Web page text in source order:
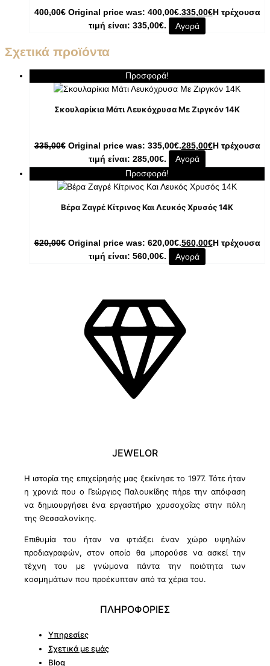
400,00€ Original price was: 400,00€.335,00€Η τρέχουσα
τιμή είναι: 335,00€.
Αγορά
Σχετικά προϊόντα
Προσφορά!
Σκουλαρίκια Μάτι Λευκόχρυσα Με Ζιργκόν 14K
335,00€ Original price was: 335,00€.285,00€Η τρέχουσα
τιμή είναι: 285,00€.
Αγορά
Προσφορά!
Βέρα Ζαγρέ Κίτρινος Και Λευκός Χρυσός 14Κ
620,00€ Original price was: 620,00€.560,00€Η τρέχουσα
τιμή είναι: 560,00€.
Αγορά
JEWELOR
Η ιστορία της επιχείρησής μας ξεκίνησε το 1977. Τότε ήταν
η χρονιά που ο Γεώργιος Παλουκίδης πήρε την απόφαση
να δημιουργήσει ένα εργαστήριο χρυσοχοΐας στην πόλη
της Θεσσαλονίκης.
Επιθυμία του ήταν να φτιάξει έναν χώρο υψηλών
προδιαγραφών, στον οποίο θα μπορούσε να ασκεί την
τέχνη του με γνώμονα πάντα την ποιότητα των
κοσμημάτων που προέκυπταν από τα χέρια του.
ΠΛΗΡΟΦΟΡΙΕΣ
Υπηρεσίες
Σχετικά με εμάς
Blog